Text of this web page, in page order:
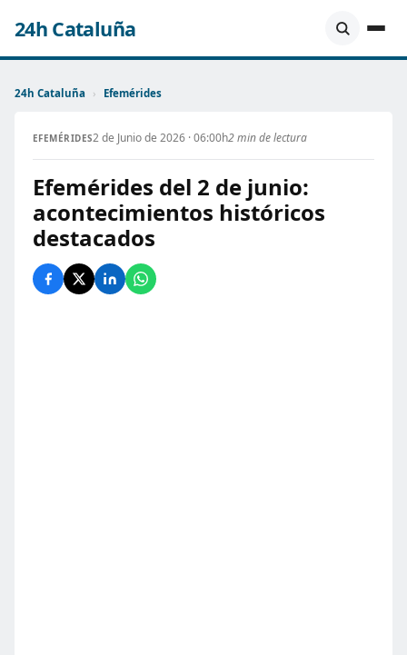
24h Cataluña
24h Cataluña › Efemérides
EFEMÉRIDES2 de Junio de 2026 · 06:00h2 min de lectura
Efemérides del 2 de junio:
acontecimientos históricos
destacados